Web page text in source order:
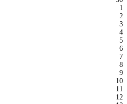
1
2
3
4
5
6
7
8
9
10
11
12